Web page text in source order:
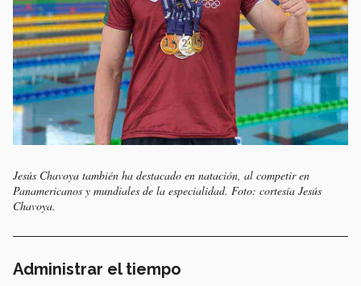
Jesús Chavoya también ha destacado en natación, al competir en
Panamericanos y mundiales de la especialidad. Foto: cortesía Jesús
Chavoya.
Administrar el tiempo